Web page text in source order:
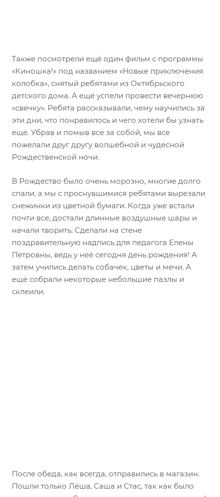
Также посмотрели ещё один фильм с программы
«Киношка!» под названием «Новые приключения
колобка», снятый ребятами из Октябрьского
детского дома. А ещё успели провести вечернюю
«свечку». Ребята рассказывали, чему научились за
эти дни, что понравилось и чего хотели бы узнать
ещё. Убрав и помыв всё за собой, мы все
пожелали друг другу волшебной и чудесной
Рождественской ночи.
В Рождество было очень морозно, многие долго
спали, а мы с проснувшимися ребятами вырезали
снежинки из цветной бумаги. Когда уже встали
почти все, достали длинные воздушные шары и
начали творить. Сделали на стене
поздравительную надпись для педагога Елены
Петровны, ведь у неё сегодня день рождения! А
затем учились делать собачек, цветы и мечи. А
ещё собрали некоторые небольшие пазлы и
склеили.
После обеда, как всегда, отправились в магазин.
Пошли только Лёша, Саша и Стас, так как было